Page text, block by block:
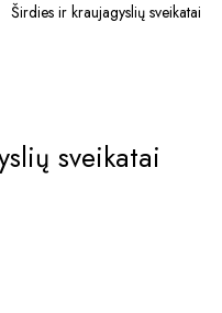
Širdies ir kraujagyslių sveikatai
sveikatai